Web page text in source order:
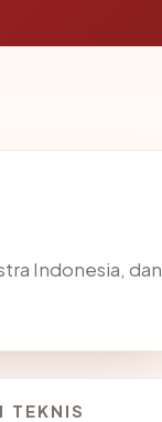
Indonesia, dan
TEKNIS